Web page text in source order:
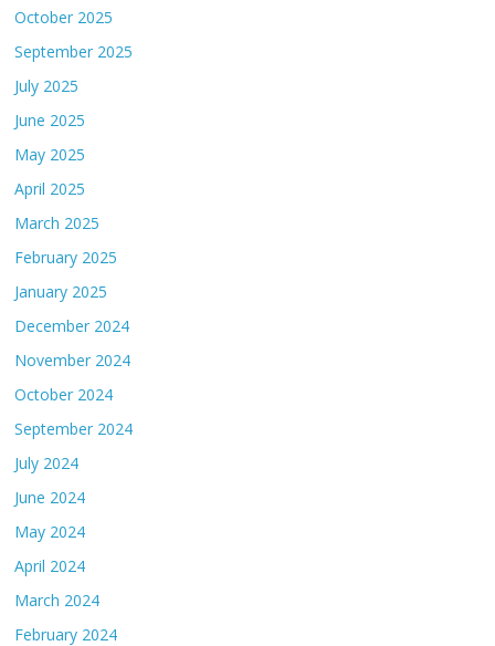
October 2025
September 2025
July 2025
June 2025
May 2025
April 2025
March 2025
February 2025
January 2025
December 2024
November 2024
October 2024
September 2024
July 2024
June 2024
May 2024
April 2024
March 2024
February 2024